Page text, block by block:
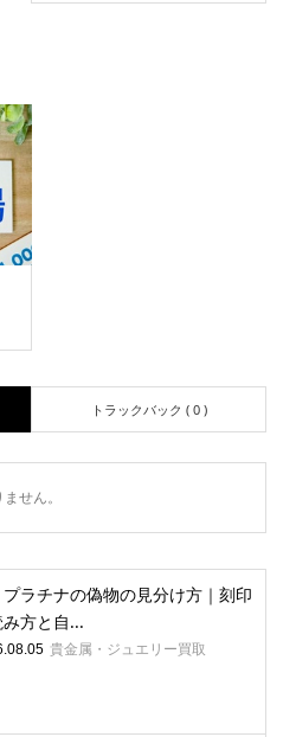
トラックバック ( 0 )
せん。
ラチナの偽物の見分け方｜刻印
方と自...
貴金属・ジュエリー買取